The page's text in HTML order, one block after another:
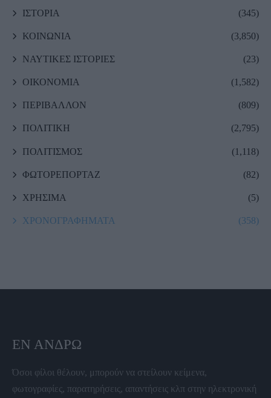
ΙΣΤΟΡΙΑ (345)
ΚΟΙΝΩΝΙΑ (3,850)
ΝΑΥΤΙΚΕΣ ΙΣΤΟΡΙΕΣ (23)
ΟΙΚΟΝΟΜΙΑ (1,582)
ΠΕΡΙΒΑΛΛΟΝ (809)
ΠΟΛΙΤΙΚΗ (2,795)
ΠΟΛΙΤΙΣΜΟΣ (1,118)
ΦΩΤΟΡΕΠΟΡΤΑΖ (82)
ΧΡΗΣΙΜΑ (5)
ΧΡΟΝΟΓΡΑΦΗΜΑΤΑ (358)
ΕΝ ΆΝΔΡΩ
Όσοι φίλοι θέλουν, μπορούν να στείλουν κείμενα,
φωτογραφίες, παρατηρήσεις, απαντήσεις κλπ στην ηλεκτρονική